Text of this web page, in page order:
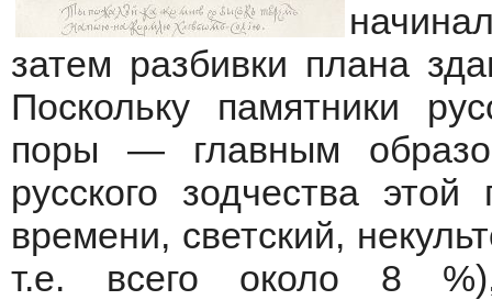
затем разбивки плана
Поскольку памятники
поры — главным
русского зодчества
времени, светский,
т.е. всего около 8 %),